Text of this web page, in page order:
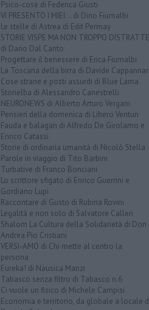
Psico-cose di Federica Giusti
VI PRESENTO I MIEI... di Dino Fiumalbi
Le stelle di Astrea di Edit Permay
STORIE VISPE MA NON TROPPO DISTRATTE
di Dario Dal Canto
Progettare il benessere di Erica Fiumalbi
La Toscana della birra di Davide Cappannari
Cose strane e posti assurdi di Blue Lama
Storielba di Alessandro Canestrelli
NEURONEWS di Alberto Arturo Vergani
Pensieri della domenica di Libero Venturi
Fauda e balagan di Alfredo De Girolamo e
Enrico Catassi
Storie di ordinaria umanità di Nicolò Stella
Parole in viaggio di Tito Barbini
Turbative di Franco Bonciani
Lo scrittore sfigato di Enrico Guerrini e
Gordiano Lupi
Raccontare di Gusto di Rubina Rovini
Legalità e non solo di Salvatore Calleri
Shalom La Cultura della Solidarietà di Don
Andrea Pio Cristiani
VERSI-AMO di Chi mette al centro la
persona
Eureka! di Nausica Manzi
Tabasco senza filtro di Tabasco n.6
Ci vuole un fisico di Michele Campisi
Economia e territorio, da globale a locale